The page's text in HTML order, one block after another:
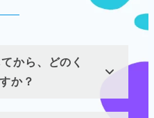
から、どのく
か？